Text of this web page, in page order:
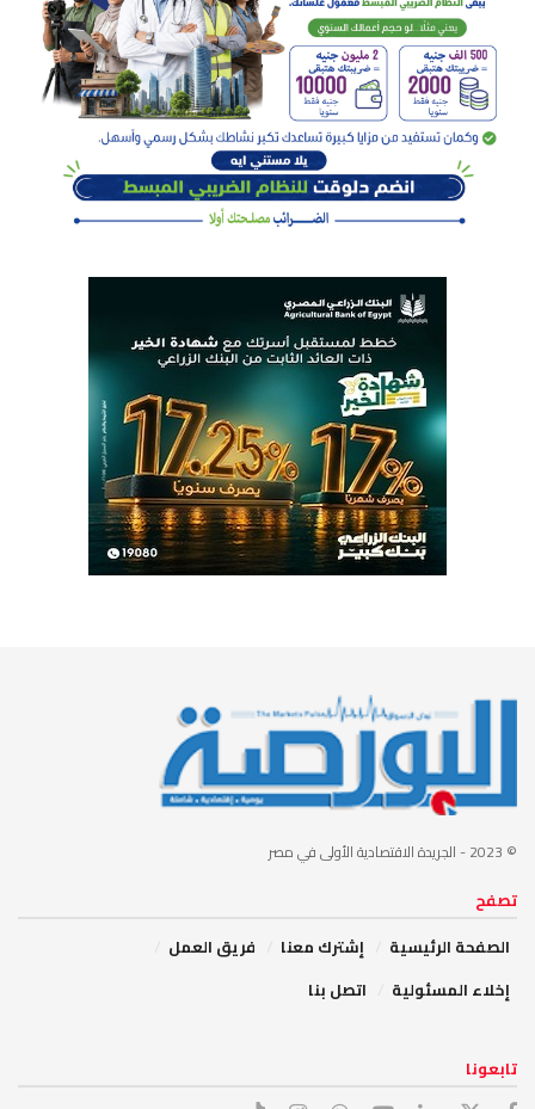
© 2023 - الجريدة الاقتصادية الأولى في مصر
تصفح
الصفحة الرئيسية
إشترك معنا
فريق العمل
إخلاء المسئولية
اتصل بنا
تابعونا